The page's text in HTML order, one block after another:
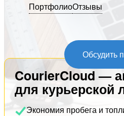
ПортфолиоОтзывы
Обсудить
CourierCloud —
для курьерской
Экономия пробега и